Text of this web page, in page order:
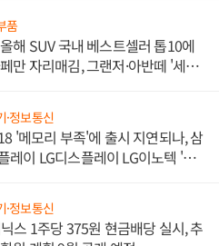
품
해 SUV 국내 베스트셀러 톱10에
만 자리매김, 그랜저·아반떼 '세단
·정보통신
'메모리 부족'에 출시 지연되나, 삼
레이 LG디스플레이 LG이노텍 '탈
·정보통신
스 1주당 375원 현금배당 실시, 추